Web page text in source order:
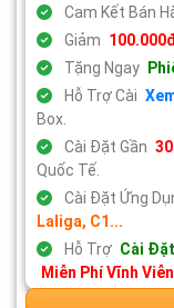
Cam Kết Bán
Giảm
Tặng Ngay
Hỗ Trợ Cài
Box.
Cài Đặt Gần
Quốc Tế.
Cài Đặt Ứng
Laliga, C1...
Hỗ Trợ Cài
Miễn Phí Vĩnh Viễn